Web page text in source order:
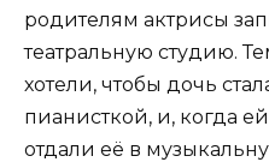
родителям актрисы
театральную студию.
хотели, чтобы дочь
пианисткой, и, когда
отдали её в